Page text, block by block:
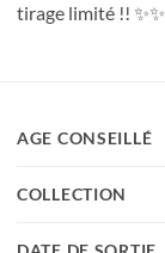
tirage limité !! ✨✨
AGE CONSEILLÉ
COLLECTION